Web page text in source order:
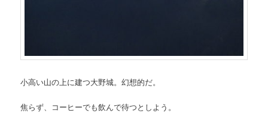
小高い山の上に建つ大野城。幻想的だ。
焦らず、コーヒーでも飲んで待つとしよう。